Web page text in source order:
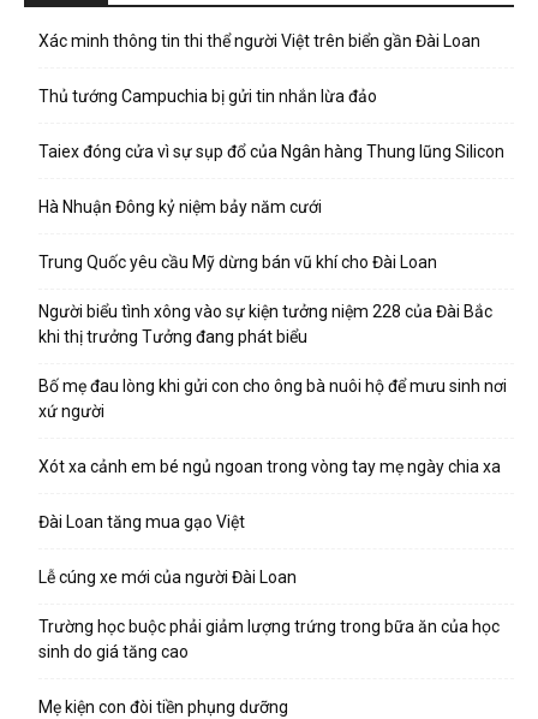
Xác minh thông tin thi thể người Việt trên biển gần Đài Loan
Thủ tướng Campuchia bị gửi tin nhắn lừa đảo
Taiex đóng cửa vì sự sụp đổ của Ngân hàng Thung lũng Silicon
Hà Nhuận Đông kỷ niệm bảy năm cưới
Trung Quốc yêu cầu Mỹ dừng bán vũ khí cho Đài Loan
Người biểu tình xông vào sự kiện tưởng niệm 228 của Đài Bắc
khi thị trưởng Tưởng đang phát biểu
Bố mẹ đau lòng khi gửi con cho ông bà nuôi hộ để mưu sinh nơi
xứ người
Xót xa cảnh em bé ngủ ngoan trong vòng tay mẹ ngày chia xa
Đài Loan tăng mua gạo Việt
Lễ cúng xe mới của người Đài Loan
Trường học buộc phải giảm lượng trứng trong bữa ăn của học
sinh do giá tăng cao
Mẹ kiện con đòi tiền phụng dưỡng